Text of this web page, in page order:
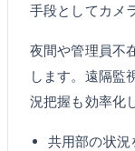
手段としてカメ
夜間や管理員不
します。遠隔監
況把握も効率化
共用部の状況